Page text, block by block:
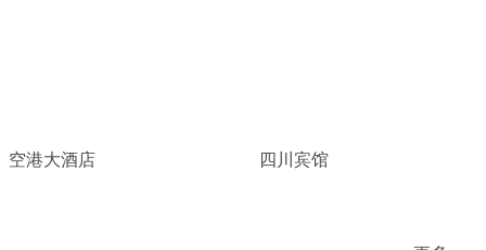
空港大酒店 四川宾馆